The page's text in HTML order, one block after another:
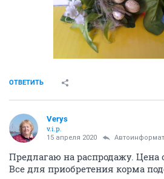
ОТВЕТИТЬ
Verys
v.i.p.
15 апреля 2020
Предлагаю на распродажу. Цена
Все для приобретения корма